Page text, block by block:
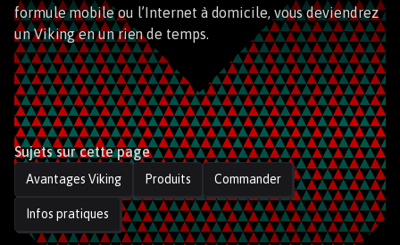
formule mobile ou l’Internet à domicile, vous deviendrez
un Viking en un rien de temps.
Sujets sur cette page
Avantages Viking Produits Commander
Infos pratiques